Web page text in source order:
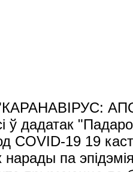
і лякарствы, і іншыя матэрыялы", - сказаў Аляксандр Лукашэнка. Прэзідэнт адзначыў, што ў цэлым у Беларусі спраўляюцца з пандэміяй. На яго думку, гэта ўдалося дзякуючы таму, што ў час першай хвалі ў краіне не сталі спыняць вытворчасці. "У нас экспарт у гэтым санкцыйным годзе вышэйшы, чым калі-небудзь. А калі ёсць экспарт, ёсць паступленне валюты. І сёння мы ўжо прадаём больш, чым спажываем, - канстатаваў кіраўнік дзяржавы. - Пакуль мы спраўляемся самі і, я думаю, справімся, калі мы ўсе мабілізуемся". "Сітуацыя зразумелая. Я недзе тыдні два таму чарговы раз дапытваў (інакш не скажаш) міністра аховы здароўя. Мы прыйшлі абодва да адной высновы, што гэты тыдзень і наступны будуць вельмі паказальныя ў лячэнні людзей, і перш за ўсё ў лячэнні каранавіруснай інфекцыі, - сказаў Прэзідэнт. - У мяне пасля сённяшняга абмеркавання гэта ўражанне (або такі асцярожны прагноз) узмацнілася. Гэты і наступны тыдзень дадуць нам вынік". Дарэчы, у бліжэйшы час з удзелам Аляксандра Лукашэнкі чакаецца яшчэ шэраг мерапрыемстваў, якія будуць прысвечаны пытанням лячэння людзей ва ўмовах пандэміі. Аб рабоце ўрачоў, нашэнні масак і вакцынацыі "Нягледзячы на ​​мой строгі тон, давайце дамовімся - урачы павінны лячыць людзей. Паўтараю тое, што я вам гаварыў у першую кавідную хвалю. Нікуды іх адцягваць не трэба, тыпу бегаць па горадзе і глядзець, адзелі маскі ці не адзелі, - гэта таксама не ваша справа, не адцягвайце ўвагу на гэта", - падкрэсліў Аляксандр Лукашэнка. Прэзідэнт адзначыў, калі грамадзяне хочуць выкарыстоўваць маскі, гэта іх права, тым больш у краіне вырабляецца дастаткова сродкаў індывідуальнай аховы. Але і схіляць людзей да масачнага рэжыму не трэба. "Хто хоча, той будзе насіць. Але ўрачам адцягваць увагу на гэта, эпідэміёлагам або санэпідстанцыі - гэта